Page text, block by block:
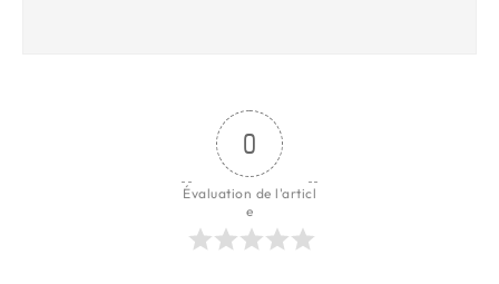
0
Évaluation de l'articl
e